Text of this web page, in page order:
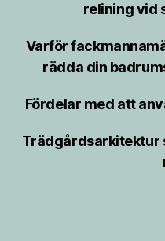
relining vid
Varför
rädda din
Fördelar med att
Trädgårdsarkitektur